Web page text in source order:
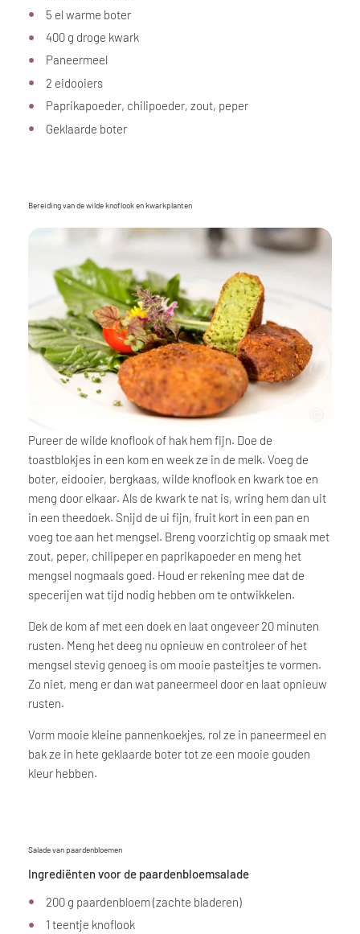
5 el warme boter
400 g droge kwark
Paneermeel
2 eidooiers
Paprikapoeder, chilipoeder, zout, peper
Geklaarde boter
Bereiding van de wilde knoflook en kwarkplanten
Pureer de wilde knoflook of hak hem fijn. Doe de
toastblokjes in een kom en week ze in de melk. Voeg de
boter, eidooier, bergkaas, wilde knoflook en kwark toe en
meng door elkaar. Als de kwark te nat is, wring hem dan uit
in een theedoek. Snijd de ui fijn, fruit kort in een pan en
voeg toe aan het mengsel. Breng voorzichtig op smaak met
zout, peper, chilipeper en paprikapoeder en meng het
mengsel nogmaals goed. Houd er rekening mee dat de
specerijen wat tijd nodig hebben om te ontwikkelen.
Dek de kom af met een doek en laat ongeveer 20 minuten
rusten. Meng het deeg nu opnieuw en controleer of het
mengsel stevig genoeg is om mooie pasteitjes te vormen.
Zo niet, meng er dan wat paneermeel door en laat opnieuw
rusten.
Vorm mooie kleine pannenkoekjes, rol ze in paneermeel en
bak ze in hete geklaarde boter tot ze een mooie gouden
kleur hebben.
Salade van paardenbloemen
Ingrediënten voor de paardenbloemsalade
200 g paardenbloem (zachte bladeren)
1 teentje knoflook